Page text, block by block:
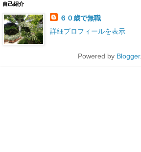
自己紹介
６０歳で無職
詳細プロフィールを表示
Powered by Blogger.